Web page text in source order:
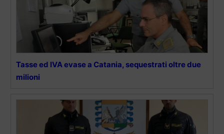
Tasse ed IVA evase a Catania, sequestrati oltre due
milioni